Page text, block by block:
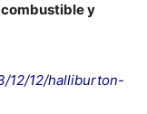
y
12/12/halliburton-